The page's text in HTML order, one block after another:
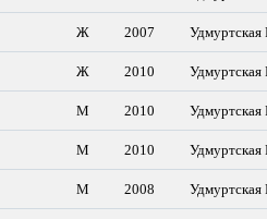
Ж 2007 Удмуртская
Ж 2010 Удмуртская
М 2010 Удмуртская
М 2010 Удмуртская
М 2008 Удмуртская